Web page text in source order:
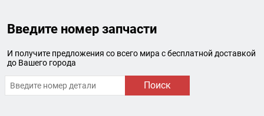
Введите номер запчасти
И получите предложения со всего мира с бесплатной доставкой
до Вашего города
Поиск